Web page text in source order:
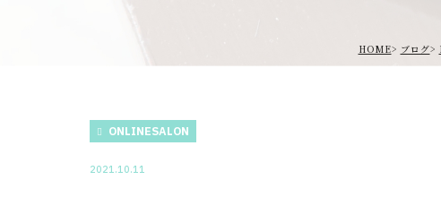
HOME ブログ
ONLINESALON
2021.10.11